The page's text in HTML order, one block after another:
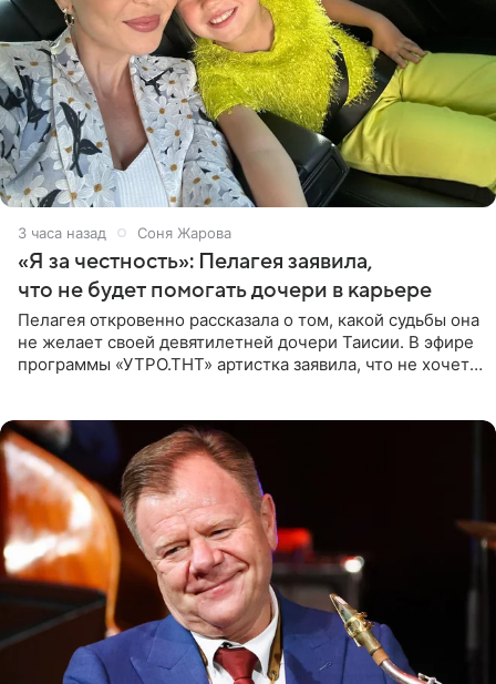
3 часа назад Соня Жарова
«Я за честность»: Пелагея заявила,
что не будет помогать дочери в карьере
Пелагея откровенно рассказала о том, какой судьбы она
не желает своей девятилетней дочери Таисии. В эфире
программы «УТРО.ТНТ» артистка заявила, что не хочет